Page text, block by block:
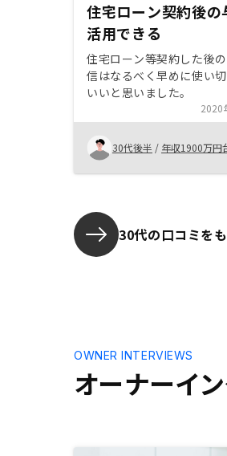
住宅ローン契約後の
活用できる
住宅ローン等契約した後
信はなるべく早めに使い
いいと思いました。
2020
30代後半 / 年収1900万円
30代の口コミを
オーナーイ
OWNER INTERVIEWS